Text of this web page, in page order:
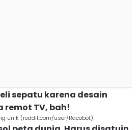
sepatu karena desain
remot TV, bah!
unik (reddit.com/user/Racobot)